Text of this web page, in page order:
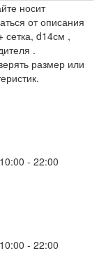
носит
от описания
сетка, d14см ,
.
размер или
- 22:00
- 22:00